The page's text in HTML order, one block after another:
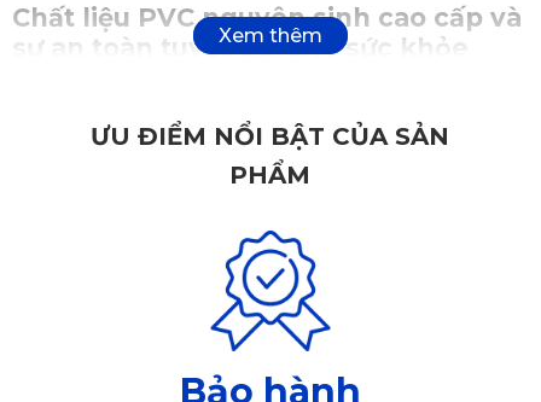
Chất liệu PVC nguyên sinh cao cấp và
sự an toàn tuyệt đối cho sức khỏe
chống thấm nước và tăng tính thẩm mỹ cho khoang nội
Geely Okavango
vật liệu đã xuất sắc vượt qua các bài kiểm tra nghiêm ngặt
của tổ chức SGS toàn cầu.
Chứng nhận này là minh chứng khoa học khẳng định sản
không phát thải khí độc VOCs ngay cả khi xe phải đỗ dưới
ƯU ĐIỂM NỔI BẬT CỦA SẢN
PHẨM
Bảo hành